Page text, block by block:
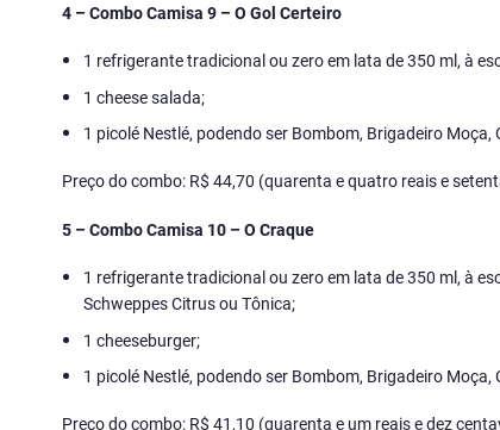
4 – Combo Camisa 9 – O Gol Certeiro
1 refrigerante tradicional ou zero em lata de 350 ml, à
1 cheese salada;
1 picolé Nestlé, podendo ser Bombom, Brigadeiro
Preço do combo: R$ 44,70 (quarenta e quatro reais e
5 – Combo Camisa 10 – O Craque
1 refrigerante tradicional ou zero em lata de 350 ml, à
Schweppes Citrus ou Tônica;
1 cheeseburger;
1 picolé Nestlé, podendo ser Bombom, Brigadeiro
Preço do combo: R$ 41,10 (quarenta e um reais e dez